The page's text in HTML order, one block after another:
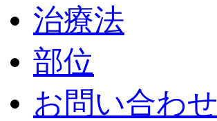
治療法
部位
お問い合わせ